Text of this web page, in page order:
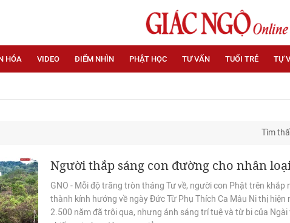
HÓA VIDEO ĐIỂM NHÌN PHẬT HỌC TƯ VẤN TUỔI TRẺ TỰ
Tìm
Người thắp sáng con đường cho nhân
GNO - Mỗi độ trăng tròn tháng Tư về, người con Phật trên khắp
thành kính hướng về ngày Đức Từ Phụ Thích Ca Mâu Ni thị hiện
2.500 năm đã trôi qua, nhưng ánh sáng trí tuệ và từ bi của Ngài